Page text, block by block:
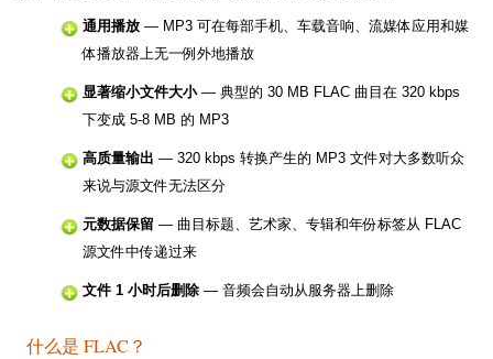
通用播放 — MP3 可在每部手机、车载音响、流媒体应用和媒
体播放器上无一例外地播放
显著缩小文件大小— 典型的 30 MB FLAC 曲目在 320 kbps
下变成 5-8 MB 的 MP3
高质量输出 — 320 kbps 转换产生的 MP3 文件对大多数听众
来说与源文件无法区分
元数据保留 — 曲目标题、艺术家、专辑和年份标签从 FLAC
源文件中传递过来
文件 1 小时后删除 — 音频会自动从服务器上删除
什么是 FLAC？